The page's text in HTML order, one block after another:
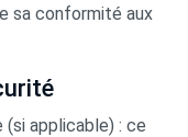
sa conformité aux
applicable) : ce